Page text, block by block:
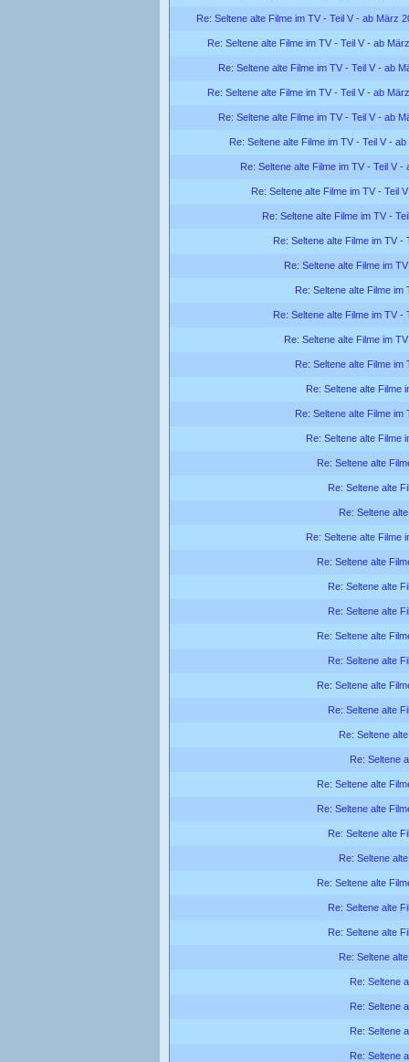
Re: Seltene alte Filme im TV - Teil V - ab März
Re: Seltene alte Filme im TV - Teil V - ab
Re: Seltene alte Filme im TV - Teil V - ab
Re: Seltene alte Filme im TV - Teil V - ab
Re: Seltene alte Filme im TV - Teil V - ab
Re: Seltene alte Filme im TV - Teil V -
Re: Seltene alte Filme im TV - Teil V -
Re: Seltene alte Filme im TV - Teil
Re: Seltene alte Filme im TV -
Re: Seltene alte Filme im TV -
Re: Seltene alte Filme im
Re: Seltene alte Filme im
Re: Seltene alte Filme im TV -
Re: Seltene alte Filme im
Re: Seltene alte Filme im
Re: Seltene alte Filme
Re: Seltene alte Filme im
Re: Seltene alte Filme
Re: Seltene alte
Re: Seltene alte
Re: Seltene
Re: Seltene alte Filme
Re: Seltene alte
Re: Seltene alte
Re: Seltene alte
Re: Seltene alte
Re: Seltene alte
Re: Seltene alte
Re: Seltene alte
Re: Seltene
Re: Seltene
Re: Seltene alte
Re: Seltene alte
Re: Seltene alte
Re: Seltene
Re: Seltene alte
Re: Seltene alte
Re: Seltene alte
Re: Seltene
Re: Seltene
Re: Seltene
Re: Seltene
Re: Seltene